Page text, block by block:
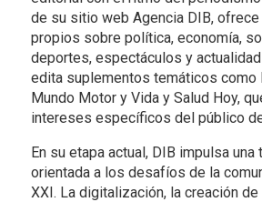
de su sitio web Agencia DIB,
propios sobre política, economía,
deportes, espectáculos y
edita suplementos temáticos como
Mundo Motor y Vida y Salud Hoy,
intereses específicos del público
En su etapa actual, DIB impulsa
orientada a los desafíos de la
XXI. La digitalización, la creación de